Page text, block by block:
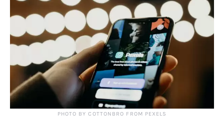
PHOTO BY COTTONBRO FROM PEXELS